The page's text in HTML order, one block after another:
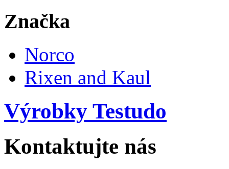
Značka
Norco
Rixen and Kaul
Výrobky Testudo
Kontaktujte nás